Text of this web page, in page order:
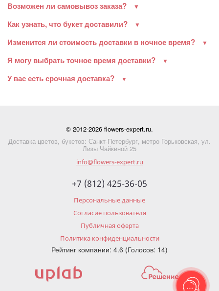
Возможен ли самовывоз заказа?
Как узнать, что букет доставили?
Изменится ли стоимость доставки в ночное время?
Я могу выбрать точное время доставки?
У вас есть срочная доставка?
© 2012-2026 flowers-expert.ru.
Доставка цветов, букетов: Санкт-Петербург, метро Горьковская, ул.
Лизы Чайкиной 25
info@flowers-expert.ru
+7 (812) 425-36-05
Персональные данные
Согласие пользователя
Публичная оферта
Политика конфиденциальности
Рейтинг компании: 4.6 (Голосов: 14)